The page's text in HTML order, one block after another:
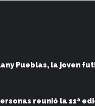
Pueblas, la joven
reunió la 11ª